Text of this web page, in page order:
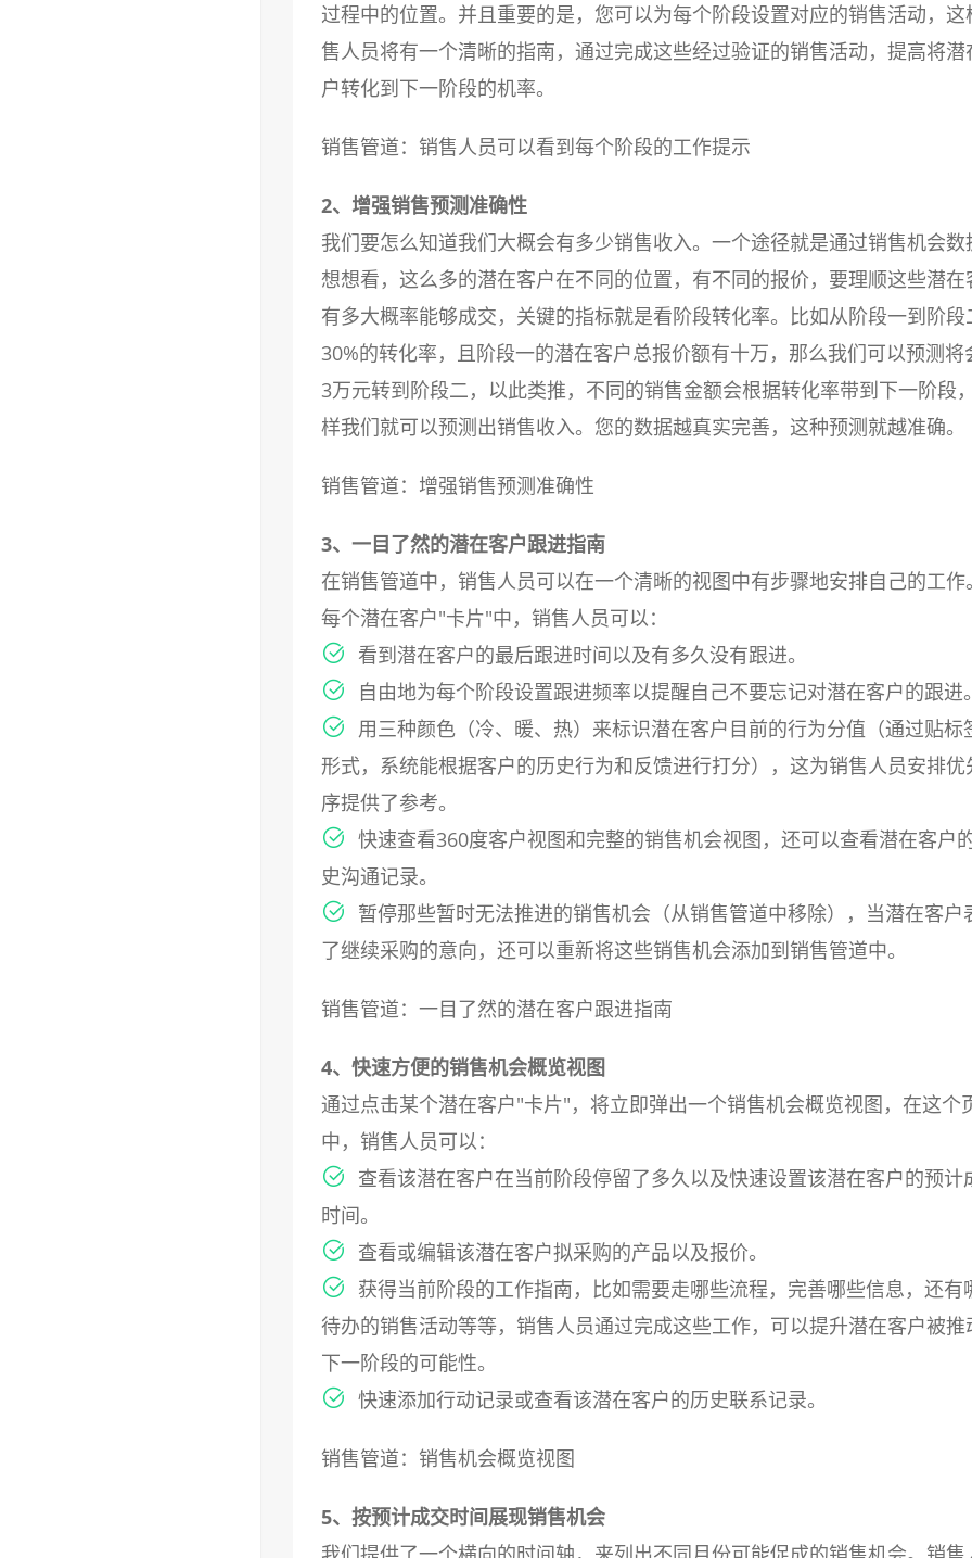
过程中的位置。并且重要的是，您可以为每个阶段设置对应的销售活动，这
售人员将有一个清晰的指南，通过完成这些经过验证的销售活动，提高将潜
户转化到下一阶段的机率。
销售管道：销售人员可以看到每个阶段的工作提示
2、增强销售预测准确性
我们要怎么知道我们大概会有多少销售收入。一个途径就是通过销售机会数
想想看，这么多的潜在客户在不同的位置，有不同的报价，要理顺这些潜在
有多大概率能够成交，关键的指标就是看阶段转化率。比如从阶段一到阶段
30%的转化率，且阶段一的潜在客户总报价额有十万，那么我们可以预测将
3万元转到阶段二，以此类推，不同的销售金额会根据转化率带到下一阶段
样我们就可以预测出销售收入。您的数据越真实完善，这种预测就越准确。
销售管道：增强销售预测准确性
3、一目了然的潜在客户跟进指南
在销售管道中，销售人员可以在一个清晰的视图中有步骤地安排自己的工作
每个潜在客户"卡片"中，销售人员可以：
看到潜在客户的最后跟进时间以及有多久没有跟进。
自由地为每个阶段设置跟进频率以提醒自己不要忘记对潜在客户的跟进。
用三种颜色（冷、暖、热）来标识潜在客户目前的行为分值（通过贴标
形式，系统能根据客户的历史行为和反馈进行打分），这为销售人员安排优
序提供了参考。
快速查看360度客户视图和完整的销售机会视图，还可以查看潜在客户
史沟通记录。
暂停那些暂时无法推进的销售机会（从销售管道中移除），当潜在客户
了继续采购的意向，还可以重新将这些销售机会添加到销售管道中。
销售管道：一目了然的潜在客户跟进指南
4、快速方便的销售机会概览视图
通过点击某个潜在客户"卡片"，将立即弹出一个销售机会概览视图，在这个
中，销售人员可以：
查看该潜在客户在当前阶段停留了多久以及快速设置该潜在客户的预计
时间。
查看或编辑该潜在客户拟采购的产品以及报价。
获得当前阶段的工作指南，比如需要走哪些流程，完善哪些信息，还有
待办的销售活动等等，销售人员通过完成这些工作，可以提升潜在客户被推
下一阶段的可能性。
快速添加行动记录或查看该潜在客户的历史联系记录。
销售管道：销售机会概览视图
5、按预计成交时间展现销售机会